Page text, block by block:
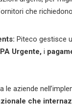
che
Piteco gestisce
Urgente, i
le aziende
che